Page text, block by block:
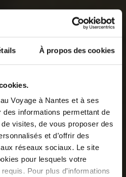
À propos des cookies
Voyage à Nantes et à ses
des informations permettant de
visites, de vous proposer des
et d’offrir des
réseaux sociaux. Le site
pour lesquels votre
Pour plus d’informations